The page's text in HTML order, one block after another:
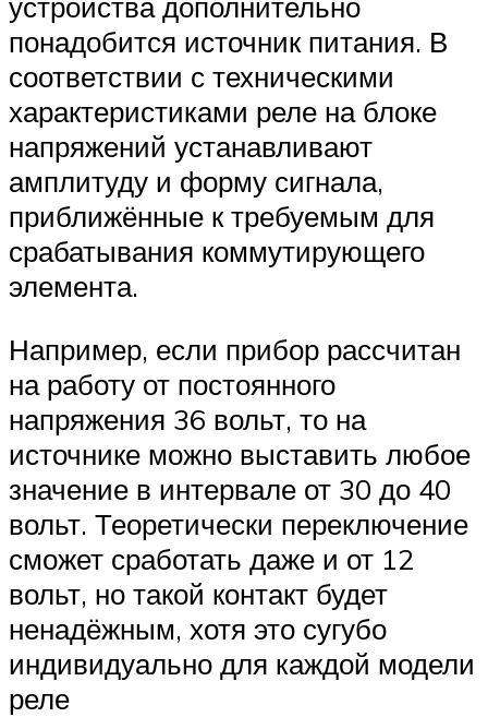
понадобится источник питания. В
соответствии с техническими
характеристиками реле на блоке
напряжений устанавливают
амплитуду и форму сигнала,
приближённые к требуемым для
срабатывания коммутирующего
элемента.
Например, если прибор рассчитан
на работу от постоянного
напряжения 36 вольт, то на
источнике можно выставить любое
значение в интервале от 30 до 40
вольт. Теоретически переключение
сможет сработать даже и от 12
вольт, но такой контакт будет
ненадёжным, хотя это сугубо
индивидуально для каждой модели
реле